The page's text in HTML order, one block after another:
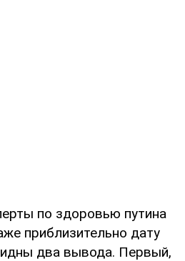
по здоровью путина
приблизительно дату
два вывода. Первый,